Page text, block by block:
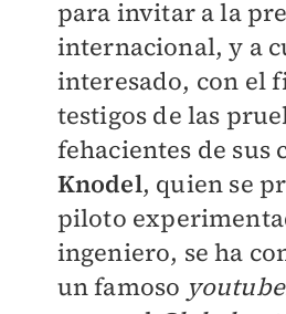
para invitar a la
internacional, y a
interesado, con el
testigos de las
fehacientes de sus
Knodel, quien se
piloto
ingeniero, se ha
un famoso